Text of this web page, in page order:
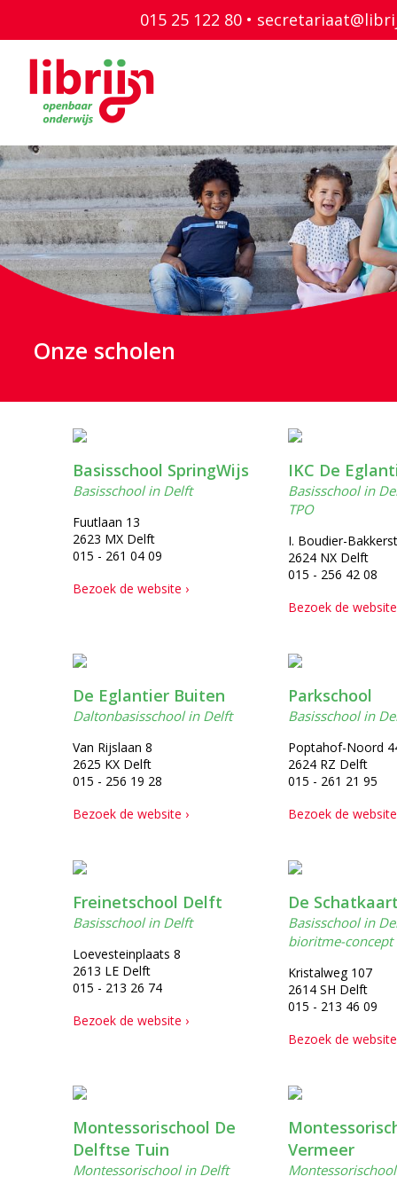
015 25 122 80 •
Onze scholen
Basisschool SpringWijs
Basisschool in Delft
Fuutlaan 13
2623 MX Delft
015 - 261 04 09
Bezoek de website ›
IKC De
Basisschool in
TPO
I. Boudier-
2624 NX Delft
015 - 256 42 08
Bezoek de website
De Eglantier Buiten
Daltonbasisschool in Delft
Van Rijslaan 8
2625 KX Delft
015 - 256 19 28
Bezoek de website ›
Parkschool
Basisschool in
Poptahof-Noord
2624 RZ Delft
015 - 261 21 95
Bezoek de website
Freinetschool Delft
Basisschool in Delft
Loevesteinplaats 8
2613 LE Delft
015 - 213 26 74
Bezoek de website ›
De
Basisschool in
bioritme-concept
Kristalweg 107
2614 SH Delft
015 - 213 46 09
Bezoek de website
Montessorischool De
Delftse Tuin
Montessorischool in Delft
Vermeer